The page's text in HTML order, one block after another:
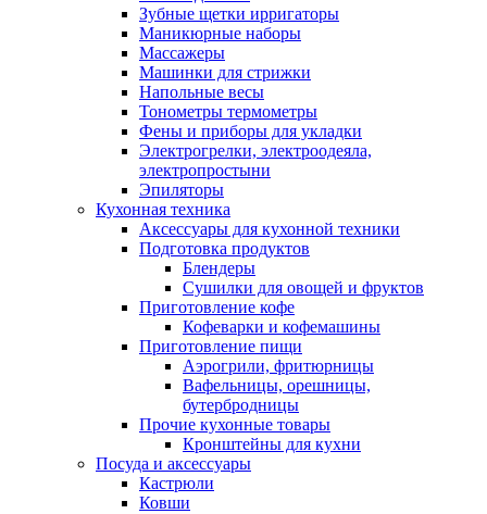
Зубные щетки ирригаторы
Маникюрные наборы
Массажеры
Машинки для стрижки
Напольные весы
Тонометры термометры
Фены и приборы для укладки
Электрогрелки, электроодеяла,
электропростыни
Эпиляторы
Кухонная техника
Аксессуары для кухонной техники
Подготовка продуктов
Блендеры
Сушилки для овощей и фруктов
Приготовление кофе
Кофеварки и кофемашины
Приготовление пищи
Аэрогрили, фритюрницы
Вафельницы, орешницы,
бутербродницы
Прочие кухонные товары
Кронштейны для кухни
Посуда и аксессуары
Кастрюли
Ковши